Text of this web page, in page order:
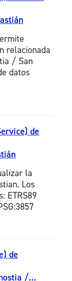
relacionada
/ San
datos
de
la
Los
de
/...